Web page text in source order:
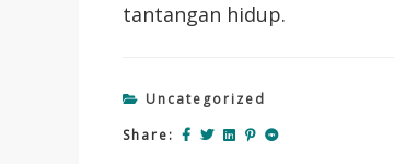
tantangan hidup.
Uncategorized
Share: